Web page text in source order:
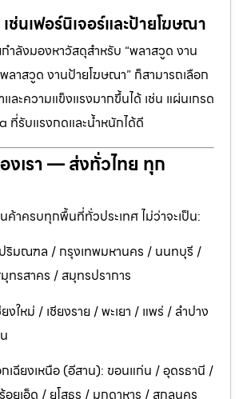
ช่นเฟอร์นิเจอร์และป้ายโฆษณา
ลังมองหาวัสดุสำหรับ “พลาสวูด งาน
พลาสวูด งานป้ายโฆษณา” ก็สามารถเลือก
ละความแข็งแรงมากขึ้นได้ เช่น แผ่นเกรด
ที่รับแรงกดและน้ำหนักได้ดี
เรา — ส่งทั่วไทย ทุก
ค้าครบทุกพื้นที่ทั่วประเทศ ไม่ว่าจะเป็น:
ริมณฑล / กรุงเทพมหานคร / นนทบุรี /
ทรสาคร / สมุทรปราการ
งใหม่ / เชียงราย / พะเยา / แพร่ / ลำปาง
เฉียงเหนือ (อีสาน): ขอนแก่น / อุดรธานี /
ยเอ็ด / ยโสธร / มุกดาหาร / สกลนคร